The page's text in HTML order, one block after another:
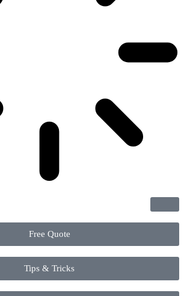
Free Quote
Tips & Tricks